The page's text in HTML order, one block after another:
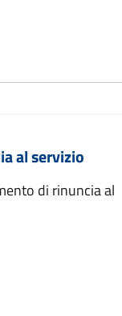
al servizio
di rinuncia al